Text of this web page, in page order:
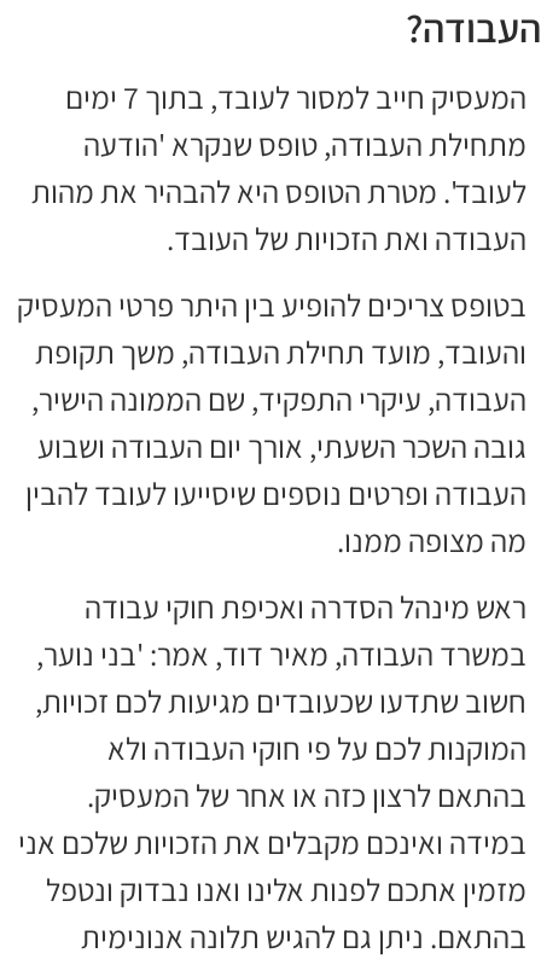
העבודה?
המעסיק חייב למסור לעובד, בתוך 7 ימים
מתחילת העבודה, טופס שנקרא 'הודעה
לעובד'. מטרת הטופס היא להבהיר את מהות
העבודה ואת הזכויות של העובד.
בטופס צריכים להופיע בין היתר פרטי המעסיק
והעובד, מועד תחילת העבודה, משך תקופת
העבודה, עיקרי התפקיד, שם הממונה הישיר,
גובה השכר השעתי, אורך יום העבודה ושבוע
העבודה ופרטים נוספים שיסייעו לעובד להבין
מה מצופה ממנו.
ראש מינהל הסדרה ואכיפת חוקי עבודה
במשרד העבודה, מאיר דוד, אמר: 'בני נוער,
חשוב שתדעו שכעובדים מגיעות לכם זכויות,
המוקנות לכם על פי חוקי העבודה ולא
בהתאם לרצון כזה או אחר של המעסיק.
במידה ואינכם מקבלים את הזכויות שלכם אני
מזמין אתכם לפנות אלינו ואנו נבדוק ונטפל
בהתאם. ניתן גם להגיש תלונה אנונימית